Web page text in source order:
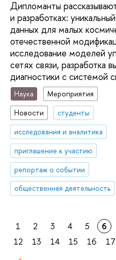
Дипломанты
и разработках:
данных для малых
отечественной
исследование моделей
сетях связи, разработка
диагностики с системой
Наука
Мероприятия
Новости
студенты
исследования и аналитика
приглашение к участию
репортаж о событии
общественная деятельность
1 2 3 4 5 6
12
13 14 15 16 17